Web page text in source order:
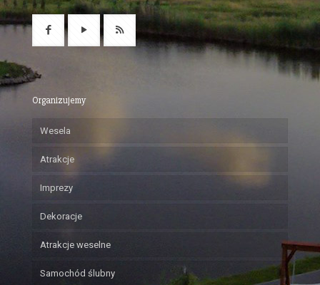
Organizujemy
Wesela
Atrakcje
Imprezy
Dekoracje
Atrakcje weselne
Samochód ślubny